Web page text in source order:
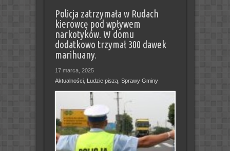
Policja zatrzymała w Rudach
kierowcę pod wpływem
narkotyków. W domu
dodatkowo trzymał 300 dawek
marihuany.
17 marca, 2025
Aktualności, Ludzie piszą, Sprawy Gminy